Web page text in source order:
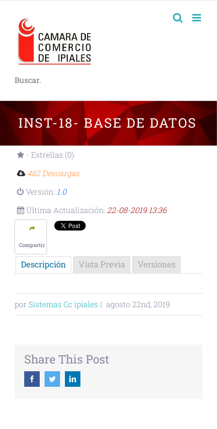
Buscar.
INST-18- BASE DE DATOS
- Estrellas (0)
482 Descargas
Versión: 1.0
Última Actualización: 22-08-2019 13:36
Compartir
Descripción Vista Previa Versiones
por Sistemas Cc ipiales | agosto 22nd, 2019
Share This Post
FacebookTwitterLinkedin